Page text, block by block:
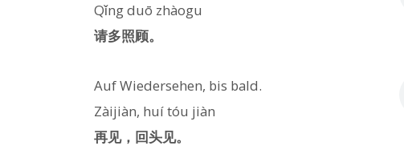
Qǐng duō zhàogu
请多照顾。
Auf Wiedersehen, bis bald.
Zàijiàn, huí tóu jiàn
再见，回头见。